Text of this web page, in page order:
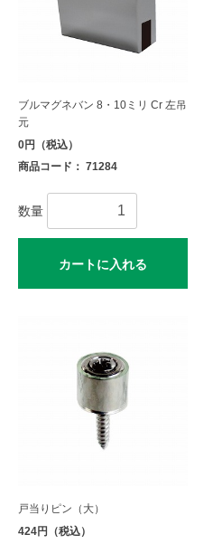
ブルマグネバン 8・10ミリ Cr 左吊
元
0円（税込）
商品コード： 71284
数量
カートに入れる
戸当りピン（大）
424円（税込）